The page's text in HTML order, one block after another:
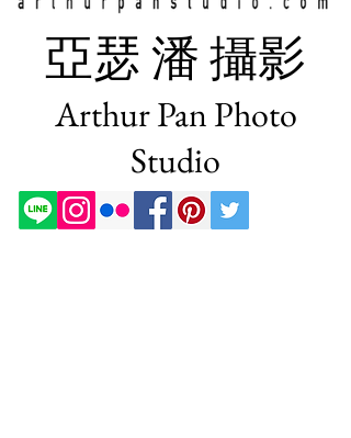
​亞瑟 潘 攝影
Arthur Pan Photo
Studio